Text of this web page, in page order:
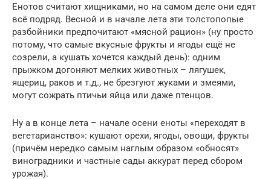
Енотов считают хищниками, но на самом деле они едят
всё подряд. Весной и в начале лета эти толстопопые
разбойники предпочитают «мясной рацион» (ну просто
потому, что самые вкусные фрукты и ягоды ещё не
созрели, а кушать хочется каждый день): одним
прыжком догоняют мелких животных – лягушек,
ящериц, раков и т.д., не брезгуют жуками и змеями,
могут сожрать птичьи яйца или даже птенцов.
Ну а в конце лета – начале осени еноты «переходят в
вегетарианство»: кушают орехи, ягоды, овощи, фрукты
(причём нередко самым наглым образом «обносят»
виноградники и частные сады аккурат перед сбором
урожая).